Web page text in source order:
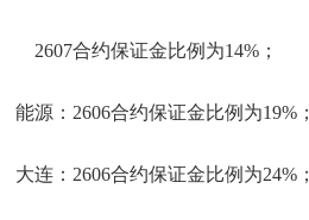
2607合约保证金比例为14%；
能源：2606合约保证金比例为19%；
大连：2606合约保证金比例为24%；